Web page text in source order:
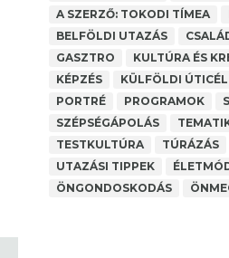
A SZERZŐ: TOKODI TÍMEA
BELFÖLDI UTAZÁS
GASZTRO
KULTÚRA ÉS
KÉPZÉS
KÜLFÖLDI ÚTICÉL
PORTRÉ
PROGRAMOK
SZÉPSÉGÁPOLÁS
TESTKULTÚRA
TÚRÁZÁS
UTAZÁSI TIPPEK
ÖNGONDOSKODÁS
NEA PÁLYÁZAT 2025
Facebook Comments Box